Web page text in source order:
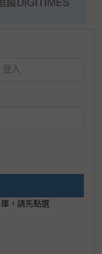
，請先點選